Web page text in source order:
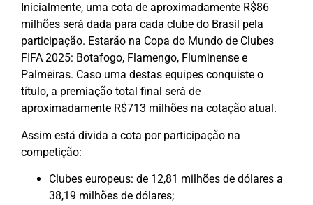
Inicialmente, uma cota de aproximadamente R$86
milhões será dada para cada clube do Brasil pela
participação. Estarão na Copa do Mundo de Clubes
FIFA 2025: Botafogo, Flamengo, Fluminense e
Palmeiras. Caso uma destas equipes conquiste o
título, a premiação total final será de
aproximadamente R$713 milhões na cotação atual.
Assim está divida a cota por participação na
competição:
Clubes europeus: de 12,81 milhões de dólares a
38,19 milhões de dólares;